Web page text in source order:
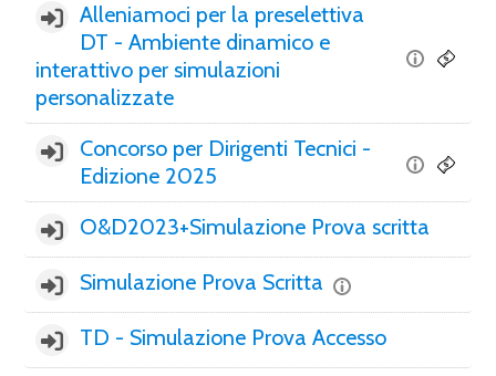
Alleniamoci per la preselettiva
DT - Ambiente dinamico e
interattivo per simulazioni
personalizzate
Concorso per Dirigenti Tecnici -
Edizione 2025
O&D2023+Simulazione Prova scritta
Simulazione Prova Scritta
TD - Simulazione Prova Accesso